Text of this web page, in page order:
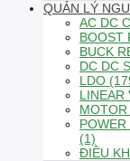
QUẢN LÝ
AC DC
BOOST
BUCK
DC DC
LDO
LINEAR
(1)
ĐIỀU